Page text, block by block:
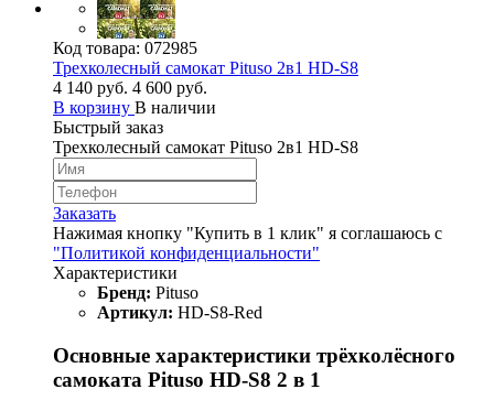
Код товара: 072985
Трехколесный самокат Pituso 2в1 HD-S8
4 140 руб. 4 600 руб.
В корзину В наличии
Быстрый заказ
Трехколесный самокат Pituso 2в1 HD-S8
Заказать
Нажимая кнопку "Купить в 1 клик" я соглашаюсь с
"Политикой конфиденциальности"
Характеристики
Бренд: Pituso
Артикул: HD-S8-Red
Основные характеристики трёхколёсного
самоката Pituso HD-S8 2 в 1